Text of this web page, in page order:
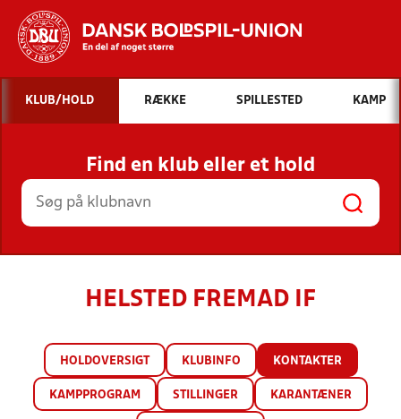
Hvad vil du søge efter?
INDHOLD OG NYHEDER
STILLINGER, RESULTATER, KLUBBER OG
HOLD
KLUB/HOLD RÆKKE SPILLESTED KAMP
Find en klub eller et hold
HELSTED FREMAD IF
HOLDOVERSIGT KLUBINFO KONTAKTER
KAMPPROGRAM STILLINGER KARANTÆNER